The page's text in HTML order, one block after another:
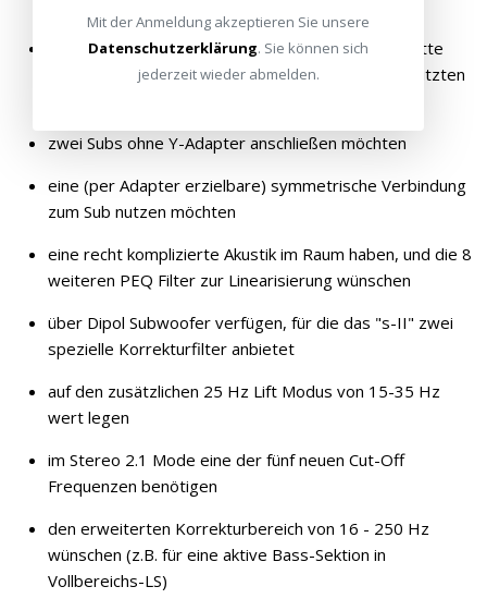
sowohl einen AVR Ausgang als auch eine Stereokette
(per Stereo-Mono Adapter) dem gemeinsam genutzten
zwei Subs ohne Y-Adapter anschließen möchten
eine (per Adapter erzielbare) symmetrische Verbindung
zum Sub nutzen möchten
eine recht komplizierte Akustik im Raum haben, und die 8
weiteren PEQ Filter zur Linearisierung wünschen
über Dipol Subwoofer verfügen, für die das "s-II" zwei
spezielle Korrekturfilter anbietet
auf den zusätzlichen 25 Hz Lift Modus von 15-35 Hz
wert legen
im Stereo 2.1 Mode eine der fünf neuen Cut-Off
Frequenzen benötigen
den erweiterten Korrekturbereich von 16 - 250 Hz
wünschen (z.B. für eine aktive Bass-Sektion in
Vollbereichs-LS)
Mit der Anmeldung akzeptieren Sie unsere
Datenschutzerklärung. Sie können sich
jederzeit wieder abmelden.